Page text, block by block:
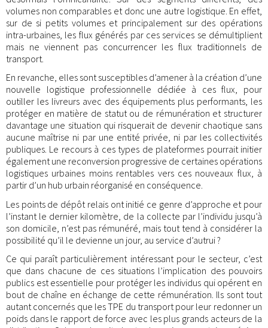
volumes non comparables et donc une autre logistique. En effet,
sur de si petits volumes et principalement sur des opérations
intra-urbaines, les flux générés par ces services se démultiplient
mais ne viennent pas concurrencer les flux traditionnels de
transport.
En revanche, elles sont susceptibles d’amener à la création d’une
nouvelle logistique professionnelle dédiée à ces flux, pour
outiller les livreurs avec des équipements plus performants, les
protéger en matière de statut ou de rémunération et structurer
davantage une situation qui risquerait de devenir chaotique sans
aucune maîtrise ni par une entité privée, ni par les collectivités
publiques. Le recours à ces types de plateformes pourrait initier
également une reconversion progressive de certaines opérations
logistiques urbaines moins rentables vers ces nouveaux flux, à
partir d’un hub urbain réorganisé en conséquence.
Les points de dépôt relais ont initié ce genre d’approche et pour
l’instant le dernier kilomètre, de la collecte par l’individu jusqu’à
son domicile, n’est pas rémunéré, mais tout tend à considérer la
possibilité qu’il le devienne un jour, au service d’autrui ?
Ce qui paraît particulièrement intéressant pour le secteur, c’est
que dans chacune de ces situations l’implication des pouvoirs
publics est essentielle pour protéger les individus qui opérent en
bout de chaîne en échange de cette rémunération. Ils sont tout
autant concernés que les TPE du transport pour leur redonner un
poids dans le rapport de force avec les plus grands acteurs de la